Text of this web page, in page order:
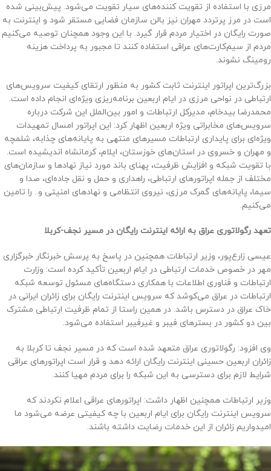
مرزی با استفاده از تقویت کننده‌های سیار تقویت می‌شود. پیش‌بینی شده
است در مرز پرتردد مهران نیز بالن سازمان فضایی مستقر شود و اینترنت به
صورت رایگان در اختیار مردم قرار گیرد. با این وجود همچنان توصیه می‌کنیم
مردم از سیم‌کارت‌های عراقی استفاده کنند تا مجبور به پرداخت هزینه
رومینگ نشوند.
بزرگ‌ترین اپراتور اینترنت ثابت کشور به منظور ارتقای کیفیت سرویس‌های
ارتباطی در نواحی مرزی در ایام اربعین برنامه‌ریزی ویژه‌ای انجام داده است.
محمدرضا بیدخام، مدیرکل ارتباطات و امور بین‌الملل این شرکت درباره
سرویس‌های مخابراتی ویژه اربعین اظهار کرد: این اپراتور امسال تمهیدات
ویژه‌ای برای پایداری ارتباطات مسیرهای منتهی به پایانه‌های چذابه، شلمچه
و مهران و خسروی در استان‌های خوزستان، ایلام، کرمانشاه اندیشیده است.
با تقویت شبکه و افزایش ظرفیت، پهنای باند مورد نیاز نهادها و سازمان‌های
مختلف از جمله اپراتورهای ارتباطی، راهداری و حمل و نقل جاده‌ای، صدا و
سیما، پایانه‌های گمرک مرزی، نیروی انتظامی و نهادهای امنیتی و.. را تامین
می‌کنیم.
تعهد رگولاتوری عراق به ارائه اینترنت رایگان در مسیر نجف-کربلا
عیسی زارع‌پور، وزیر ارتباطات همچنین در پاسخ به پرسش خبرنگار خبرگزاری
مهر در خصوص خدمات ارتباطی در ایام اربعین تأکید کرده است: وزارت
ارتباطات و فناوری اطلاعات با همکاری دستگاه‌های مسئول توسعه شبکه
ارتباطات در عراق می‌کوشد که سرویس اینترنت رایگان برای زائران ایرانی در
خاک عراق در دسترس باشد. در همین راستا از تمام ظرفیت ارتباطی مشترک
بین دو کشور در بسترهای فیبر و غیرفیبر استفاده می‌شود.
وی افزود: رگولاتوری عراق متعهد شده است که در مسیر نجف تا کربلا به
زائران اربعین حسینی اینترنت رایگان ارائه دهد و قرار است اپراتورهای عراقی
شرایط لازم برای دسترسی به این شبکه را برای مردم مهیا کنند.
وزیر ارتباطات همچنین اظهار داشت: اپراتورهای عراقی اعلام نکردند که
سرویس اینترنت رایگان برای ایام اربعین با چه کیفیتی عرضه می‌شود ما
امیدواریم زائران از این خدمات رضایت داشته باشند.